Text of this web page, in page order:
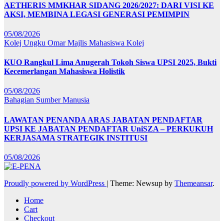
AETHERIS MMKHAR SIDANG 2026/2027: DARI VISI KE
AKSI, MEMBINA LEGASI GENERASI PEMIMPIN
05/08/2026
Kolej Ungku OmarMajlis Mahasiswa Kolej
KUO Rangkul Lima Anugerah Tokoh Siswa UPSI 2025, Bukti
Kecemerlangan Mahasiswa Holistik
05/08/2026
Bahagian Sumber Manusia
LAWATAN PENANDA ARAS JABATAN PENDAFTAR
UPSI KE JABATAN PENDAFTAR UniSZA – PERKUKUH
KERJASAMA STRATEGIK INSTITUSI
05/08/2026
Proudly powered by WordPress | Theme: Newsup by Themeansar.
Home
Cart
Checkout